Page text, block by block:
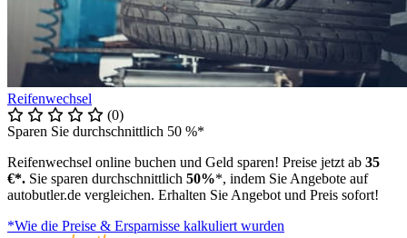
Reifenwechsel
(0)
Sparen Sie durchschnittlich 50 %*
Reifenwechsel online buchen und Geld sparen! Preise jetzt ab 35
€*. Sie sparen durchschnittlich 50%*, indem Sie Angebote auf
autobutler.de vergleichen. Erhalten Sie Angebot und Preis sofort!
*Wie die Preise & Ersparnisse kalkuliert wurden